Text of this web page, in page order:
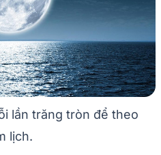
lần trăng tròn để theo
lịch.